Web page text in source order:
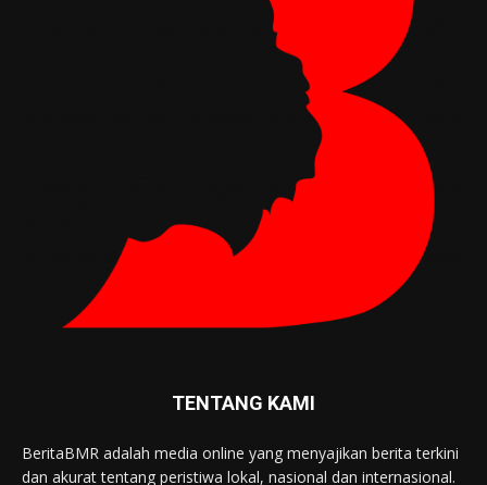
TENTANG KAMI
BeritaBMR adalah media online yang menyajikan berita terkini
dan akurat tentang peristiwa lokal, nasional dan internasional.